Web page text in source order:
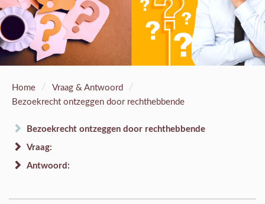
Home / Vraag & Antwoord /
Bezoekrecht ontzeggen door rechthebbende
Bezoekrecht ontzeggen door rechthebbende
Vraag:
Antwoord: